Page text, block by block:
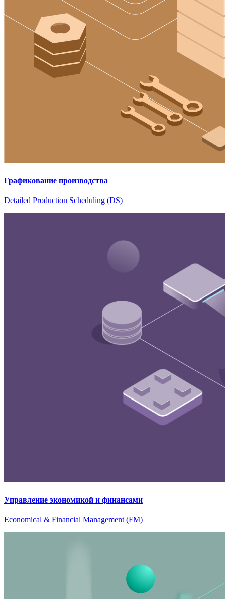
Графикование производства
Detailed Production Scheduling (DS)
Управление экономикой и финансами
Economical & Financial Management (FM)